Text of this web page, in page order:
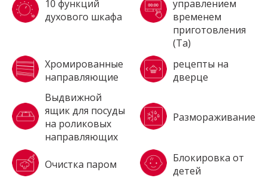
10 функций
духового шкафа
управлением
временем
приготовления
(Ta)
Хромированные
направляющие
рецепты на
дверце
Выдвижной
ящик для посуды
на роликовых
направляющих
Размораживание
Очистка паром
Блокировка от
детей